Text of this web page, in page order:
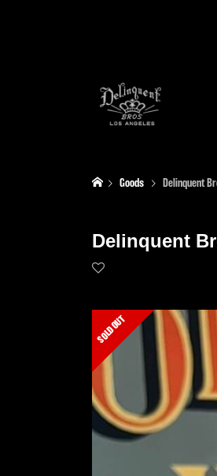
Goods Delinquent
Delinquent
SOLD OUT